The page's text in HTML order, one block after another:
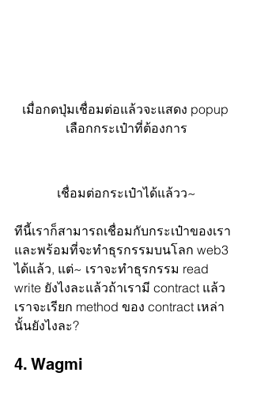
เมื่อกดปุ่มเชื่อมต่อแล้วจะแสดง popup
เลือกกระเป๋าที่ต้องการ
เชื่อมต่อกระเป๋าได้แล้วว~
ทีนี้เราก็สามารถเชื่อมกับกระเป๋าของเรา
และพร้อมที่จะทำธุรกรรมบนโลก web3
ได้แล้ว, แต่~ เราจะทำธุรกรรม read
write ยังไงละแล้วถ้าเรามี contract แล้ว
เราจะเรียก method ของ contract เหล่า
นั้นยังไงละ?
4. Wagmi